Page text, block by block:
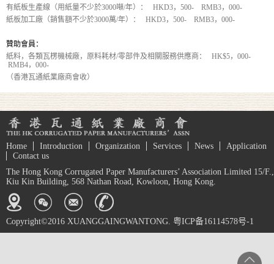
有紙板生產線（用紙量不少於3000噸/年）： HKD3，500- RMB3，000-
紙板加工廠（銷售額不少於3000萬/年）： HKD3，500- RMB3，000-
贊助會員：
紙料，各類瓦楞機械廠，原料耗材/零部件及相關服務供應商： HK$5，000-
RMB4，000-
（香港瓦通紙業廠商會收）
Home Introduction Organization Services News
Application
Contact us
The Hong Kong Corrugated Paper Manufacturers’ Association Limited 15/F.,
Kiu Kin Building, 568 Nathan Road, Kowloon, Hong Kong.
Copyright©2016 XUANGGAINGWANTONG. 粤ICP备16114578号-1